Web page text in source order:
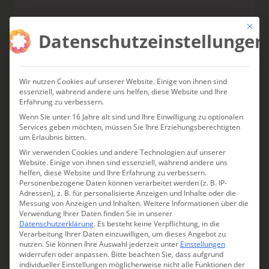
KOSTENLOS · JEDERZEIT ABMELDBAR
DAS KÖNNTE IHNEN
AUCH GEFALLEN
EMILIA-ROMAGNA
Mit
Datenschutzeinstellungen
Wir nutzen Cookies auf unserer Website. Einige von ihnen sind
essenziell, während andere uns helfen, diese Website und Ihre
Erfahrung zu verbessern.
Wenn Sie unter 16 Jahre alt sind und Ihre Einwilligung zu optionalen
Services geben möchten, müssen Sie Ihre Erziehungsberechtigten
um Erlaubnis bitten.
Wir verwenden Cookies und andere Technologien auf unserer
Website. Einige von ihnen sind essenziell, während andere uns
helfen, diese Website und Ihre Erfahrung zu verbessern.
Personenbezogene Daten können verarbeitet werden (z. B. IP-
Adressen), z. B. für personalisierte Anzeigen und Inhalte oder die
Messung von Anzeigen und Inhalten.Weitere Informationen über die
Verwendung Ihrer Daten finden Sie in unserer
Datenschutzerklärung. Es besteht keine Verpflichtung, in die
Verarbeitung Ihrer Daten einzuwilligen, um dieses Angebot zu
nutzen.Sie können Ihre Auswahl jederzeit unter Einstellungen
widerrufen oder anpassen. Bitte beachten Sie, dass aufgrund
individueller Einstellungen möglicherweise nicht alle Funktionen der